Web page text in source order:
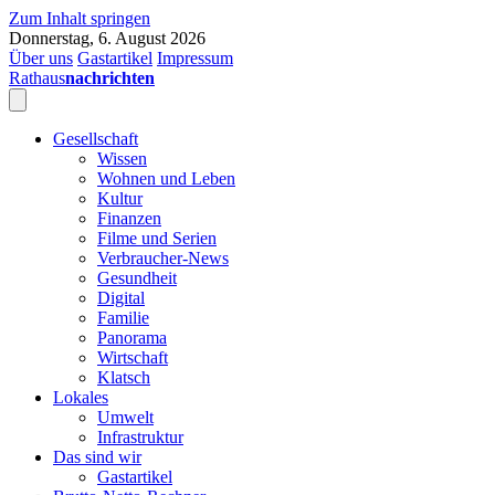
Zum Inhalt springen
Donnerstag, 6. August 2026
Über uns Gastartikel Impressum
Rathausnachrichten
Gesellschaft
Wissen
Wohnen und Leben
Kultur
Finanzen
Filme und Serien
Verbraucher-News
Gesundheit
Digital
Familie
Panorama
Wirtschaft
Klatsch
Lokales
Umwelt
Infrastruktur
Das sind wir
Gastartikel